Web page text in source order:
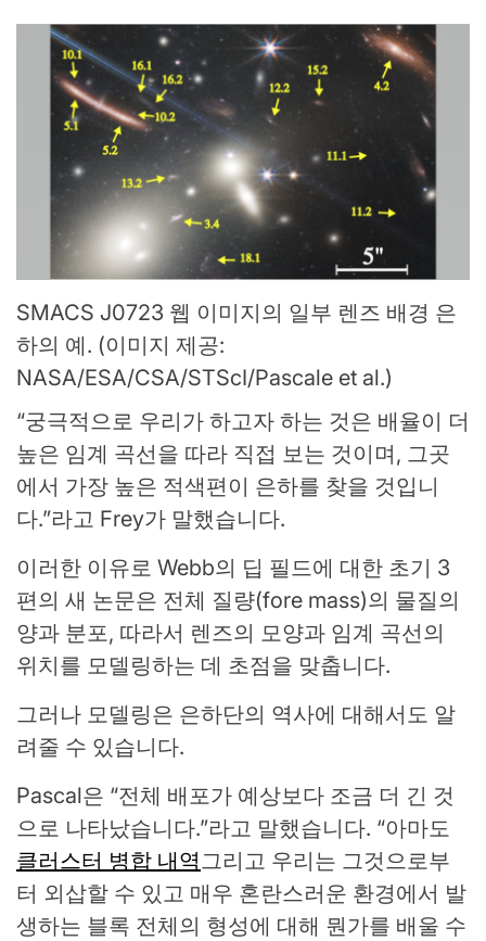
SMACS J0723 웹 이미지의 일부 렌즈 배경 은
하의 예. (이미지 제공:
NASA/ESA/CSA/STScI/Pascale et al.)
“궁극적으로 우리가 하고자 하는 것은 배율이 더
높은 임계 곡선을 따라 직접 보는 것이며, 그곳
에서 가장 높은 적색편이 은하를 찾을 것입니
다.”라고 Frey가 말했습니다.
이러한 이유로 Webb의 딥 필드에 대한 초기 3
편의 새 논문은 전체 질량(fore mass)의 물질의
양과 분포, 따라서 렌즈의 모양과 임계 곡선의
위치를 ​​모델링하는 데 초점을 맞춥니다.
그러나 모델링은 은하단의 역사에 대해서도 알
려줄 수 있습니다.
Pascal은 “전체 배포가 예상보다 조금 더 긴 것
으로 나타났습니다.”라고 말했습니다. “아마도
클러스터 병합 내역 그리고 우리는 그것으로부
터 외삽할 수 있고 매우 혼란스러운 환경에서 발
생하는 블록 전체의 형성에 대해 뭔가를 배울 수